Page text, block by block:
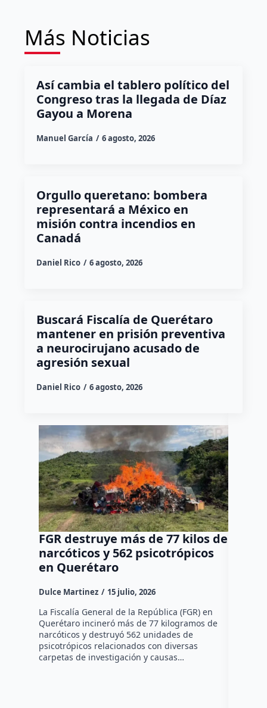
Más Noticias
Así cambia el tablero político del
Congreso tras la llegada de Díaz
Gayou a Morena
Manuel García 6 agosto, 2026
Orgullo queretano: bombera
representará a México en
misión contra incendios en
Canadá
Daniel Rico 6 agosto, 2026
Buscará Fiscalía de Querétaro
mantener en prisión preventiva
a neurocirujano acusado de
agresión sexual
Daniel Rico 6 agosto, 2026
FGR destruye más de 77 kilos de
narcóticos y 562 psicotrópicos
en Querétaro
Dulce Martinez 15 julio, 2026
La Fiscalía General de la República (FGR) en
Querétaro incineró más de 77 kilogramos de
narcóticos y destruyó 562 unidades de
psicotrópicos relacionados con diversas
carpetas de investigación y causas…